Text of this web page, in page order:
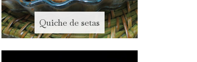
Quiche de setas